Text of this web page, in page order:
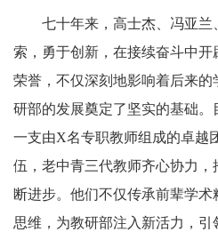
七十年来，高士杰、冯亚
索，勇于创新，在接续奋斗中
荣誉，不仅深刻地影响着后来
研部的发展奠定了坚实的基础
一支由X名专职教师组成的卓越
伍，老中青三代教师齐心协力
断进步。他们不仅传承前辈学
思维，为教研部注入新活力，引